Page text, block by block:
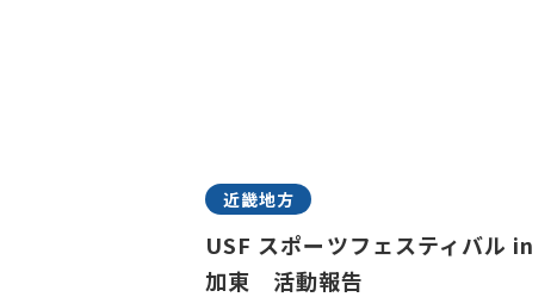
近畿地方
USF スポーツフェスティバル in
加東 活動報告